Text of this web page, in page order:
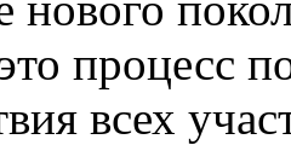
процесс
всех